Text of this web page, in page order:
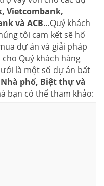
Vietcombank,
và ACB…Quý khách
tôi cam kết sẽ hổ
dự án và giải pháp
Quý khách hàng
là một số dự án bất
phố, Biệt thự và
bạn có thể tham khảo: